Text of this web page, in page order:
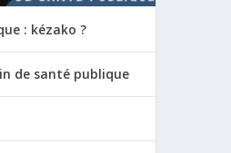
: kézako ?
de santé publique